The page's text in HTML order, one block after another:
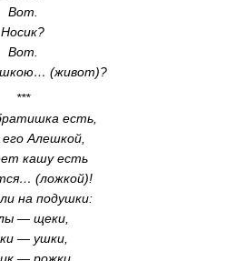
Вот.
Носик?
Вот.
(живот)?
***
есть,
Алешкой,
кашу есть
(ложкой)!
на подушки:
— щеки,
— ушки,